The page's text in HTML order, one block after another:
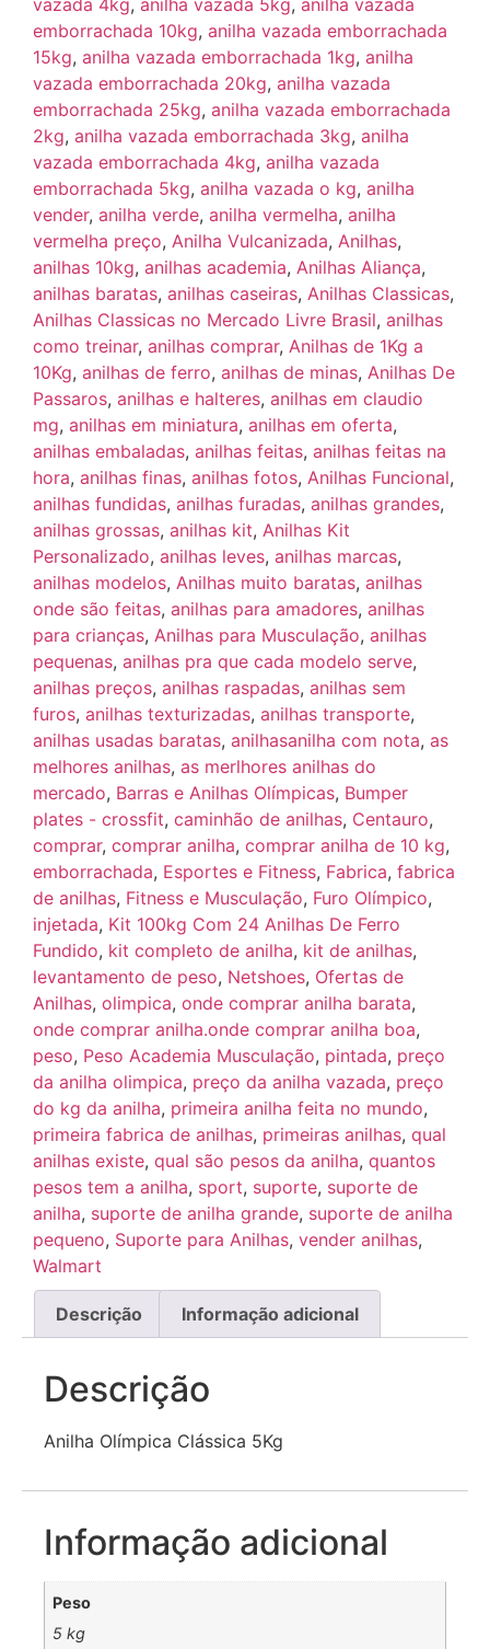
vazada 4kg, anilha vazada 5kg, anilha vazada
emborrachada 10kg, anilha vazada emborrachada
15kg, anilha vazada emborrachada 1kg, anilha
vazada emborrachada 20kg, anilha vazada
emborrachada 25kg, anilha vazada emborrachada
2kg, anilha vazada emborrachada 3kg, anilha
vazada emborrachada 4kg, anilha vazada
emborrachada 5kg, anilha vazada o kg, anilha
vender, anilha verde, anilha vermelha, anilha
vermelha preço, Anilha Vulcanizada, Anilhas,
anilhas 10kg, anilhas academia, Anilhas Aliança,
anilhas baratas, anilhas caseiras, Anilhas Classicas,
Anilhas Classicas no Mercado Livre Brasil, anilhas
como treinar, anilhas comprar, Anilhas de 1Kg a
10Kg, anilhas de ferro, anilhas de minas, Anilhas De
Passaros, anilhas e halteres, anilhas em claudio
mg, anilhas em miniatura, anilhas em oferta,
anilhas embaladas, anilhas feitas, anilhas feitas na
hora, anilhas finas, anilhas fotos, Anilhas Funcional,
anilhas fundidas, anilhas furadas, anilhas grandes,
anilhas grossas, anilhas kit, Anilhas Kit
Personalizado, anilhas leves, anilhas marcas,
anilhas modelos, Anilhas muito baratas, anilhas
onde são feitas, anilhas para amadores, anilhas
para crianças, Anilhas para Musculação, anilhas
pequenas, anilhas pra que cada modelo serve,
anilhas preços, anilhas raspadas, anilhas sem
furos, anilhas texturizadas, anilhas transporte,
anilhas usadas baratas, anilhasanilha com nota, as
melhores anilhas, as merlhores anilhas do
mercado, Barras e Anilhas Olímpicas, Bumper
plates - crossfit, caminhão de anilhas, Centauro,
comprar, comprar anilha, comprar anilha de 10 kg,
emborrachada, Esportes e Fitness, Fabrica, fabrica
de anilhas, Fitness e Musculação, Furo Olímpico,
injetada, Kit 100kg Com 24 Anilhas De Ferro
Fundido, kit completo de anilha, kit de anilhas,
levantamento de peso, Netshoes, Ofertas de
Anilhas, olimpica, onde comprar anilha barata,
onde comprar anilha.onde comprar anilha boa,
peso, Peso Academia Musculação, pintada, preço
da anilha olimpica, preço da anilha vazada, preço
do kg da anilha, primeira anilha feita no mundo,
primeira fabrica de anilhas, primeiras anilhas, qual
anilhas existe, qual são pesos da anilha, quantos
pesos tem a anilha, sport, suporte, suporte de
anilha, suporte de anilha grande, suporte de anilha
pequeno, Suporte para Anilhas, vender anilhas,
Walmart
Descrição Informação adicional
Descrição
Anilha Olímpica Clássica 5Kg
Informação adicional
Peso
5 kg